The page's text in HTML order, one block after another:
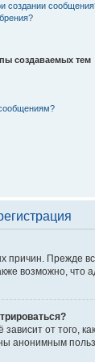
создании
создаваемых тем
причин. Прежде
возможно, что
зависит от того,
анонимным